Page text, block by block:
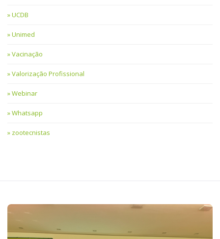
UCDB
Unimed
Vacinação
Valorização Profissional
Webinar
Whatsapp
zootecnistas